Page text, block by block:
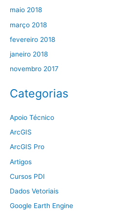
maio 2018
março 2018
fevereiro 2018
janeiro 2018
novembro 2017
Categorias
Apoio Técnico
ArcGIS
ArcGIS Pro
Artigos
Cursos PDI
Dados Vetoriais
Google Earth Engine